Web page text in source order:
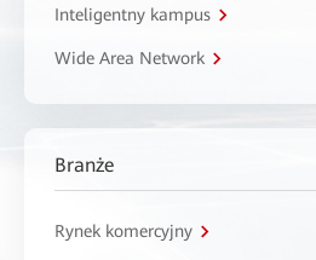
Inteligentny kampus
Wide Area Network
Branże
Rynek komercyjny